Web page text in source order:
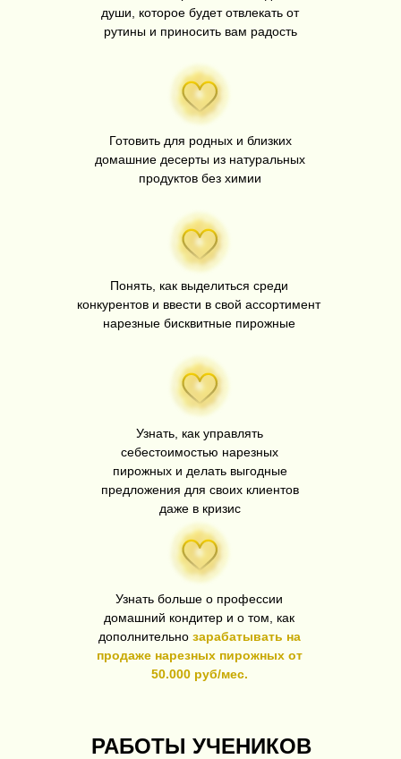
души, которое будет отвлекать от
рутины и приносить вам радость
Готовить для родных и близких
домашние десерты из натуральных
продуктов без химии
Понять, как выделиться среди
конкурентов и ввести в свой ассортимент
нарезные бисквитные пирожные
Узнать, как управлять
себестоимостью нарезных
пирожных и делать выгодные
предложения для своих клиентов
даже в кризис
Узнать больше о профессии
домашний кондитер и о том, как
дополнительно зарабатывать на
продаже нарезных пирожных от
50.000 руб/мес.
РАБОТЫ УЧЕНИКОВ